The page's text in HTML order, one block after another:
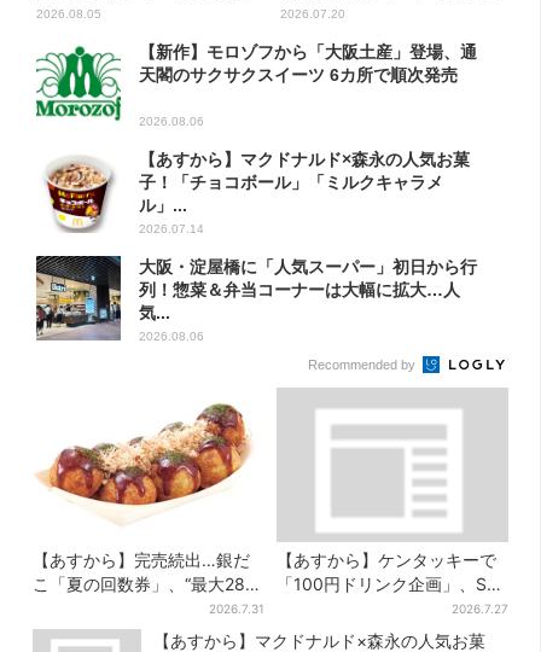
2026.08.05
ズ...
2026.07.20
【新作】モロゾフから「大阪土産」登場、通
天閣のサクサクスイーツ 6カ所で順次発売
2026.08.06
【あすから】マクドナルド×森永の人気お菓
子！「チョコボール」「ミルクキャラメ
ル」...
2026.07.14
大阪・淀屋橋に「人気スーパー」初日から行
列！惣菜＆弁当コーナーは大幅に拡大…人
気...
2026.08.06
Recommended by
【あすから】完売続出…銀だ
こ「夏の回数券」、“最大2811
2026.7.31
【あすから】ケンタッキーで
「100円ドリンク企画」、S・
M・Lの全サイズ対象！最大
240円お得に
2026.7.27
【あすから】マクドナルド×森永の人気お菓